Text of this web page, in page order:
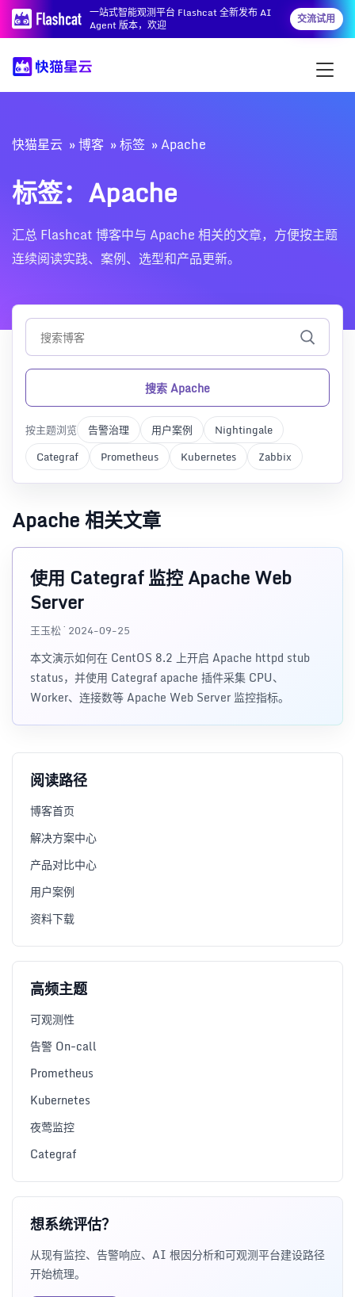
一站式智能观测平台 Flashcat 全新发布 AI
Agent 版本，欢迎
交流试用
快猫星云 博客 标签 Apache
标签：Apache
汇总 Flashcat 博客中与 Apache 相关的文章，方便按主题
连续阅读实践、案例、选型和产品更新。
搜索 Apache
按主题浏览 告警治理 用户案例
Nightingale
Categraf
Prometheus Kubernetes Zabbix
Apache 相关文章
使用 Categraf 监控 Apache Web
Server
王玉松 · 2024-09-25
本文演示如何在 CentOS 8.2 上开启 Apache httpd stub
status，并使用 Categraf apache 插件采集 CPU、
Worker、连接数等 Apache Web Server 监控指标。
阅读路径
博客首页
解决方案中心
产品对比中心
用户案例
资料下载
高频主题
可观测性
告警 On-call
Prometheus
Kubernetes
夜莺监控
Categraf
想系统评估？
从现有监控、告警响应、AI 根因分析和可观测平台建设路径
开始梳理。